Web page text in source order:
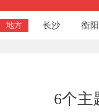
地方 长沙 衡阳
6个